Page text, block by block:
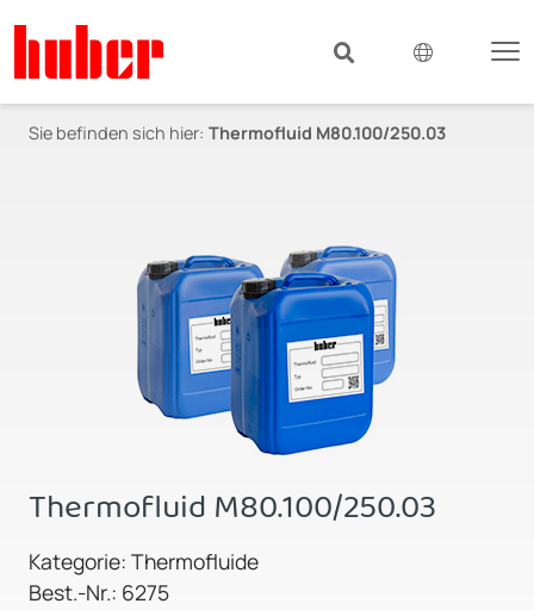
Sie befinden sich hier: Thermofluid M80.100/250.03
Thermofluid M80.100/250.03
Kategorie: Thermofluide
Best.-Nr.: 6275